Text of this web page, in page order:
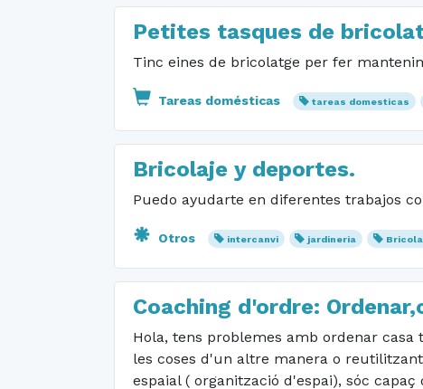
Petites tasques de
Tinc eines de bricolatge per fer
Tareas domésticas tareas domesticas
Bricolaje y deportes.
Puedo ayudarte en diferentes trabajos
Otros intercanvi jardineria
Coaching d'ordre:
Hola, tens problemes amb ordenar casa
les coses d'un altre manera o
espaial ( organització d'espai), sóc